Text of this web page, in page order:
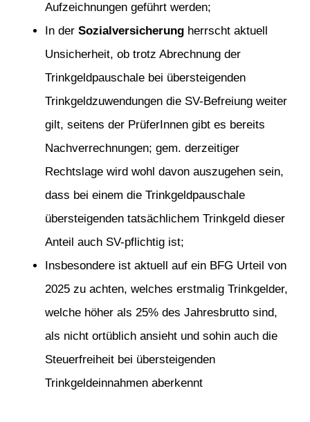
Aufzeichnungen geführt werden;
In der Sozialversicherung herrscht aktuell
Unsicherheit, ob trotz Abrechnung der
Trinkgeldpauschale bei übersteigenden
Trinkgeldzuwendungen die SV-Befreiung weiter
gilt, seitens der PrüferInnen gibt es bereits
Nachverrechnungen; gem. derzeitiger
Rechtslage wird wohl davon auszugehen sein,
dass bei einem die Trinkgeldpauschale
übersteigenden tatsächlichem Trinkgeld dieser
Anteil auch SV-pflichtig ist;
Insbesondere ist aktuell auf ein BFG Urteil von
2025 zu achten, welches erstmalig Trinkgelder,
welche höher als 25% des Jahresbrutto sind,
als nicht ortüblich ansieht und sohin auch die
Steuerfreiheit bei übersteigenden
Trinkgeldeinnahmen aberkennt